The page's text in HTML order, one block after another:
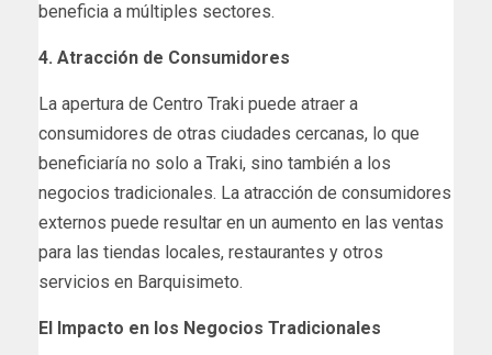
beneficia a múltiples sectores.
4. Atracción de Consumidores
La apertura de Centro Traki puede atraer a
consumidores de otras ciudades cercanas, lo que
beneficiaría no solo a Traki, sino también a los
negocios tradicionales. La atracción de consumidores
externos puede resultar en un aumento en las ventas
para las tiendas locales, restaurantes y otros
servicios en Barquisimeto.
El Impacto en los Negocios Tradicionales